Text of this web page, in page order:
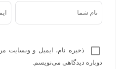
ذخیره نام، ایمیل و وبسایت
دوباره دیدگاهی می‌نویسم.